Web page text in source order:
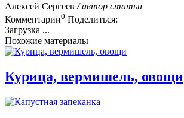
Алексей Сергеев / автор статьи
Комментарии0 Поделиться:
Загрузка ...
Похожие материалы
Курица, вермишель, овощи